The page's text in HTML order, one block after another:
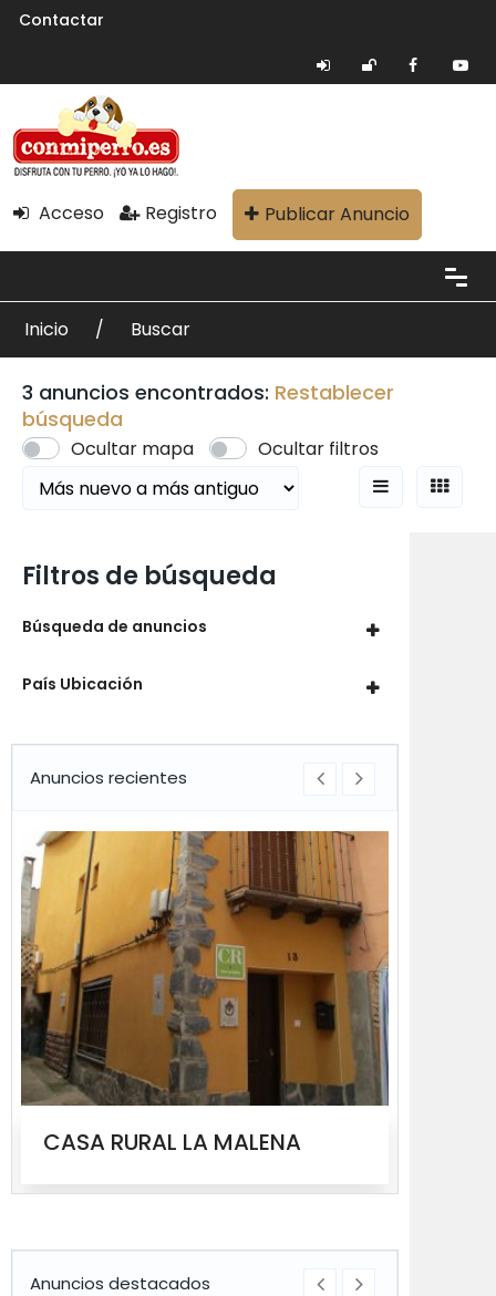
Contactar
Acceso Registro Publicar Anuncio
Inicio Buscar
3 anuncios encontrados: Restablecer
búsqueda
Ocultar mapa Ocultar filtros
Filtros de búsqueda
Búsqueda de anuncios
País Ubicación
Anuncios recientes
CASA RURAL LA MALENA
Anuncios destacados